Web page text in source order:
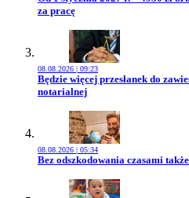
za pracę
08.08.2026 | 09:23
Przejdź do artykułu:
Będzie więcej przesłanek do
notarialnej
08.08.2026 | 05:34
Przejdź do artykułu:
Bez odszkodowania czasami